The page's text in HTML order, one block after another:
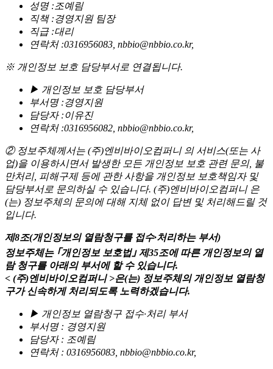
성명 :조예림
직책 :경영지원 팀장
직급 :대리
연락처 :0316956083, nbbio@nbbio.co.kr,
※ 개인정보 보호 담당부서로 연결됩니다.
▶ 개인정보 보호 담당부서
부서명 :경영지원
담당자 :이유진
연락처 :0316956082, nbbio@nbbio.co.kr,
② 정보주체께서는 (주)엔비바이오컴퍼니 의 서비스(또는 사
업)을 이용하시면서 발생한 모든 개인정보 보호 관련 문의, 불
만처리, 피해구제 등에 관한 사항을 개인정보 보호책임자 및
담당부서로 문의하실 수 있습니다. (주)엔비바이오컴퍼니 은
(는) 정보주체의 문의에 대해 지체 없이 답변 및 처리해드릴 것
입니다.
제8조(개인정보의 열람청구를 접수·처리하는 부서)
정보주체는 ｢개인정보 보호법｣ 제35조에 따른 개인정보의 열
람 청구를 아래의 부서에 할 수 있습니다.
< (주)엔비바이오컴퍼니 >은(는) 정보주체의 개인정보 열람청
구가 신속하게 처리되도록 노력하겠습니다.
▶ 개인정보 열람청구 접수·처리 부서
부서명 : 경영지원
담당자 : 조예림
연락처 : 0316956083, nbbio@nbbio.co.kr,